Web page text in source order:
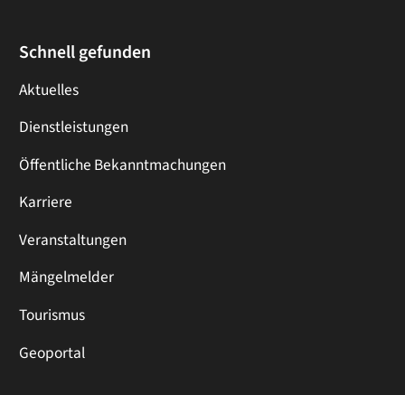
Schnell gefunden
Aktuelles
Dienstleistungen
Öffentliche Bekanntmachungen
Karriere
Veranstaltungen
Mängelmelder
Tourismus
Geoportal